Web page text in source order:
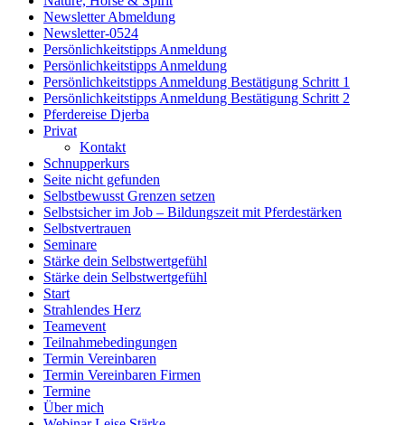
Newsletter Abmeldung
Newsletter-0524
Persönlichkeitstipps Anmeldung
Persönlichkeitstipps Anmeldung
Persönlichkeitstipps Anmeldung Bestätigung Schritt 1
Persönlichkeitstipps Anmeldung Bestätigung Schritt 2
Pferdereise Djerba
Privat
Kontakt
Schnupperkurs
Seite nicht gefunden
Selbstbewusst Grenzen setzen
Selbstsicher im Job – Bildungszeit mit Pferdestärken
Selbstvertrauen
Seminare
Stärke dein Selbstwertgefühl
Stärke dein Selbstwertgefühl
Start
Strahlendes Herz
Teamevent
Teilnahmebedingungen
Termin Vereinbaren
Termin Vereinbaren Firmen
Termine
Über mich